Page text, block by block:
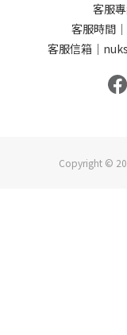
客服
客服時間
客服信箱｜
Copyright ©